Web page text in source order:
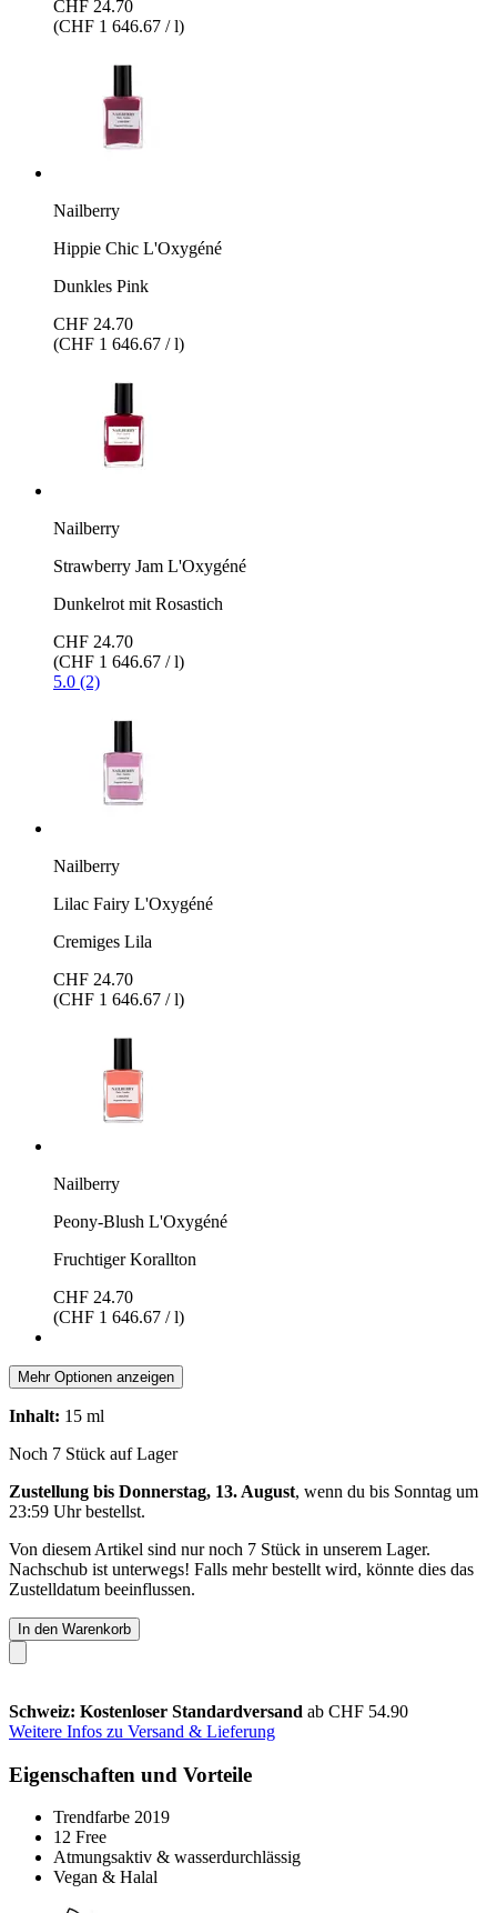
CHF 24.70
(CHF 1 646.67 / l)
Nailberry
Hippie Chic L'Oxygéné
Dunkles Pink
CHF 24.70
(CHF 1 646.67 / l)
Nailberry
Strawberry Jam L'Oxygéné
Dunkelrot mit Rosastich
CHF 24.70
(CHF 1 646.67 / l)
5.0 (2)
Nailberry
Lilac Fairy L'Oxygéné
Cremiges Lila
CHF 24.70
(CHF 1 646.67 / l)
Nailberry
Peony-Blush L'Oxygéné
Fruchtiger Korallton
CHF 24.70
(CHF 1 646.67 / l)
Mehr Optionen anzeigen
Inhalt: 15 ml
Noch 7 Stück auf Lager
Zustellung bis Donnerstag, 13. August, wenn du bis Sonntag um
23:59 Uhrbestellst.
Von diesem Artikel sind nur noch 7 Stück in unserem Lager.
Nachschub ist unterwegs! Falls mehr bestellt wird, könnte dies das
Zustelldatum beeinflussen.
In den Warenkorb
Schweiz: Kostenloser Standardversand ab CHF 54.90
Weitere Infos zu Versand & Lieferung
Eigenschaften und Vorteile
Trendfarbe 2019
12 Free
Atmungsaktiv & wasserdurchlässig
Vegan & Halal